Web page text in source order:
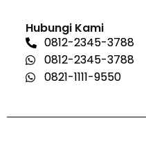
Hubungi Kami
0812-2345-3788
0812-2345-3788
0821-1111-9550